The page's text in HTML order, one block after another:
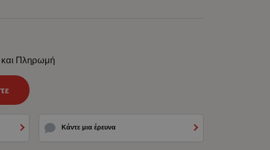
Πληρωμή
Κάντε μια έρευνα